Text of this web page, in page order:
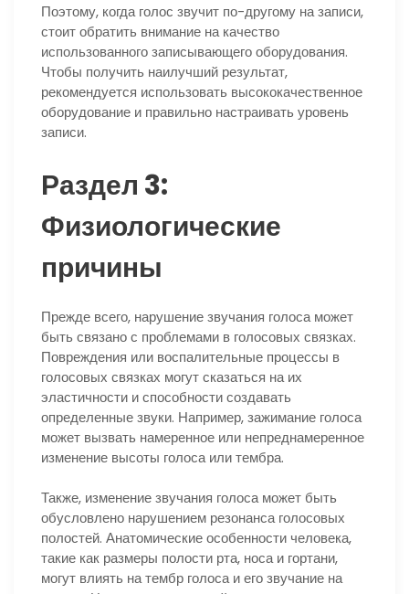
Поэтому, когда голос звучит по-другому на записи,
стоит обратить внимание на качество
использованного записывающего оборудования.
Чтобы получить наилучший результат,
рекомендуется использовать высококачественное
оборудование и правильно настраивать уровень
записи.
Раздел 3:
Физиологические
причины
Прежде всего, нарушение звучания голоса может
быть связано с проблемами в голосовых связках.
Повреждения или воспалительные процессы в
голосовых связках могут сказаться на их
эластичности и способности создавать
определенные звуки. Например, зажимание голоса
может вызвать намеренное или непреднамеренное
изменение высоты голоса или тембра.
Также, изменение звучания голоса может быть
обусловлено нарушением резонанса голосовых
полостей. Анатомические особенности человека,
такие как размеры полости рта, носа и гортани,
могут влиять на тембр голоса и его звучание на